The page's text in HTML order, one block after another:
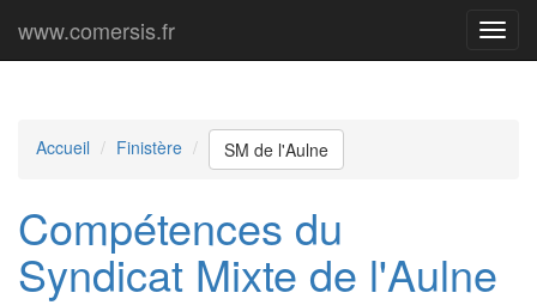
Menu
www.comersis.fr
Accueil Finistère SM de l'Aulne
Compétences du
Syndicat Mixte de l'Aulne